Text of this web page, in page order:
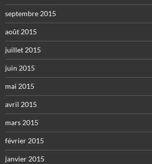
septembre 2015
août 2015
juillet 2015
juin 2015
mai 2015
avril 2015
mars 2015
février 2015
janvier 2015